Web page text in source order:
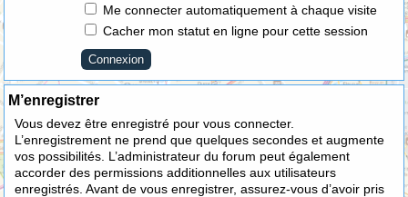
Me connecter automatiquement à chaque visite
Cacher mon statut en ligne pour cette session
M’enregistrer
Vous devez être enregistré pour vous connecter.
L’enregistrement ne prend que quelques secondes et augmente
vos possibilités. L’administrateur du forum peut également
accorder des permissions additionnelles aux utilisateurs
enregistrés. Avant de vous enregistrer, assurez-vous d’avoir pris